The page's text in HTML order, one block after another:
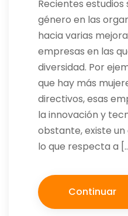
Recientes
género en las
hacia varias
empresas en las
diversidad. Por
que hay más
directivos, esas
la innovación
obstante, existe
lo que respecta a
Continuar